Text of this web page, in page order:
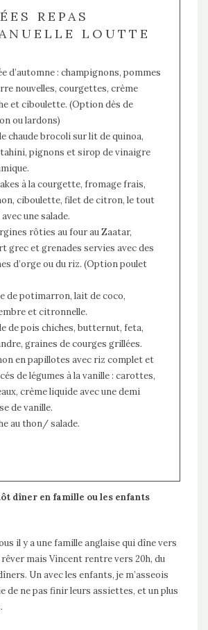
REPAS
LOUTTE
d’automne : champignons, pommes
nouvelles, courgettes, crème
et ciboulette. (Option dès de
ou lardons)
chaude brocoli sur lit de quinoa,
pignons et sirop de vinaigre
à la courgette, fromage frais,
ciboulette, filet de citron, le tout
une salade.
rôties au four au Zaatar,
grec et grenades servies avec des
d’orge ou du riz. (Option poulet
de potimarron, lait de coco,
et citronnelle.
de pois chiches, butternut, feta,
graines de courges grillées.
en papillotes avec riz complet et
de légumes à la vanille : carottes,
crème liquide avec une demi
de vanille.
au thon/ salade.
dîner en famille ou les enfants
il y a une famille anglaise qui dîne vers
rêver mais Vincent rentre vers 20h, du
Un avec les enfants, je m’asseois
de ne pas finir leurs assiettes, et un plus